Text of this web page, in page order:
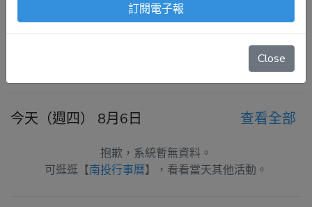
、例行休館日
舉辦等等特殊情況。
今天（週四） 8月6日 查看全部
抱歉，系統暫無資料。
可逛逛【南投行事曆】，看看當天其他活動。
訂閱電子報
Close